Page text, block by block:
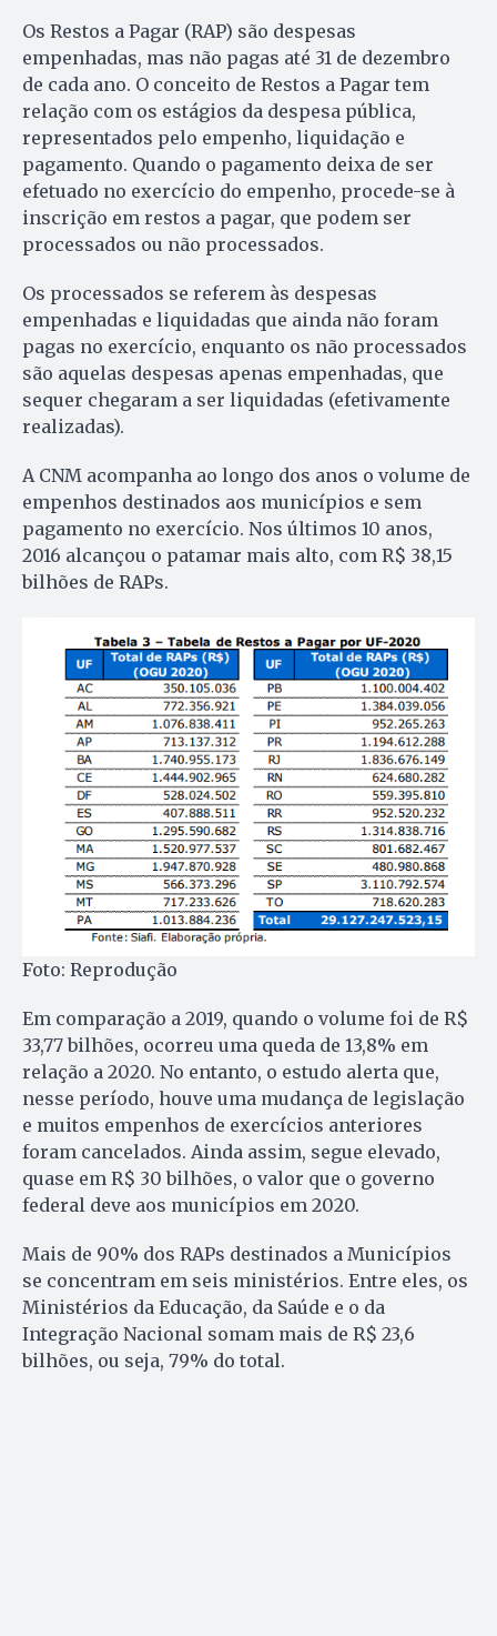
Os Restos a Pagar (RAP) são despesas
empenhadas, mas não pagas até 31 de dezembro
de cada ano. O conceito de Restos a Pagar tem
relação com os estágios da despesa pública,
representados pelo empenho, liquidação e
pagamento. Quando o pagamento deixa de ser
efetuado no exercício do empenho, procede-se à
inscrição em restos a pagar, que podem ser
processados ou não processados.
Os processados se referem às despesas
empenhadas e liquidadas que ainda não foram
pagas no exercício, enquanto os não processados
são aquelas despesas apenas empenhadas, que
sequer chegaram a ser liquidadas (efetivamente
realizadas).
A CNM acompanha ao longo dos anos o volume de
empenhos destinados aos municípios e sem
pagamento no exercício. Nos últimos 10 anos,
2016 alcançou o patamar mais alto, com R$ 38,15
bilhões de RAPs.
Foto: Reprodução
Em comparação a 2019, quando o volume foi de R$
33,77 bilhões, ocorreu uma queda de 13,8% em
relação a 2020. No entanto, o estudo alerta que,
nesse período, houve uma mudança de legislação
e muitos empenhos de exercícios anteriores
foram cancelados. Ainda assim, segue elevado,
quase em R$ 30 bilhões, o valor que o governo
federal deve aos municípios em 2020.
Mais de 90% dos RAPs destinados a Municípios
se concentram em seis ministérios. Entre eles, os
Ministérios da Educação, da Saúde e o da
Integração Nacional somam mais de R$ 23,6
bilhões, ou seja, 79% do total.